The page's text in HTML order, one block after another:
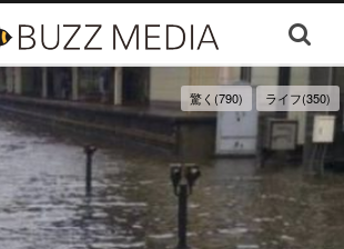
驚く(790) ライフ(350)